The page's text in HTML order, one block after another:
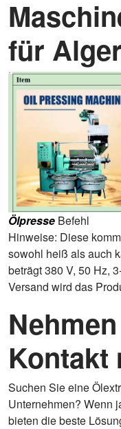
für
Ölpresse Befehl
Hinweise: Diese
sowohl heiß als auch
beträgt 380 V, 50 Hz,
Versand wird das
Kontakt
Suchen Sie eine
Unternehmen? Wenn
bieten die beste